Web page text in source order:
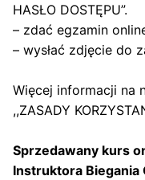
HASŁO DOSTĘPU”.
– zdać egzamin
– wysłać zdjęcie do
Więcej informacji na
,,ZASADY
Sprzedawany kurs
Instruktora Biegania